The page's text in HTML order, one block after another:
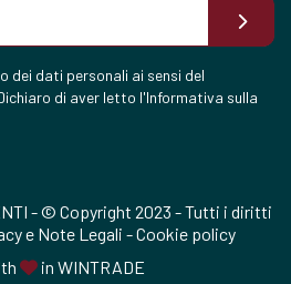
dati personali ai sensi del
di aver letto l'Informativa sulla
- © Copyright 2023 - Tutti i diritti
e Note Legali -Cookie policy
in WINTRADE